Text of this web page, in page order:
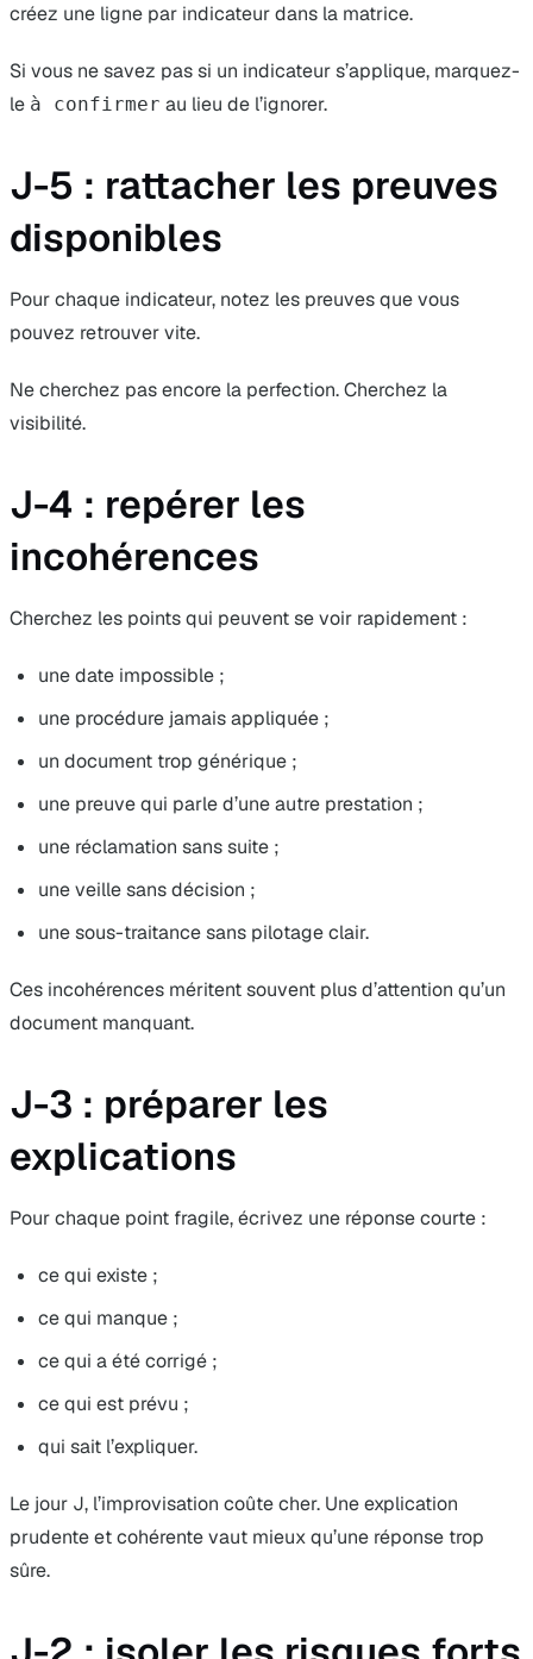
créez une ligne par indicateur dans la matrice.
Si vous ne savez pas si un indicateur s’applique, marquez-
le à confirmer au lieu de l’ignorer.
J-5 : rattacher les preuves
disponibles
Pour chaque indicateur, notez les preuves que vous
pouvez retrouver vite.
Ne cherchez pas encore la perfection. Cherchez la
visibilité.
J-4 : repérer les
incohérences
Cherchez les points qui peuvent se voir rapidement :
une date impossible ;
une procédure jamais appliquée ;
un document trop générique ;
une preuve qui parle d’une autre prestation ;
une réclamation sans suite ;
une veille sans décision ;
une sous-traitance sans pilotage clair.
Ces incohérences méritent souvent plus d’attention qu’un
document manquant.
J-3 : préparer les
explications
Pour chaque point fragile, écrivez une réponse courte :
ce qui existe ;
ce qui manque ;
ce qui a été corrigé ;
ce qui est prévu ;
qui sait l’expliquer.
Le jour J, l’improvisation coûte cher. Une explication
prudente et cohérente vaut mieux qu’une réponse trop
sûre.